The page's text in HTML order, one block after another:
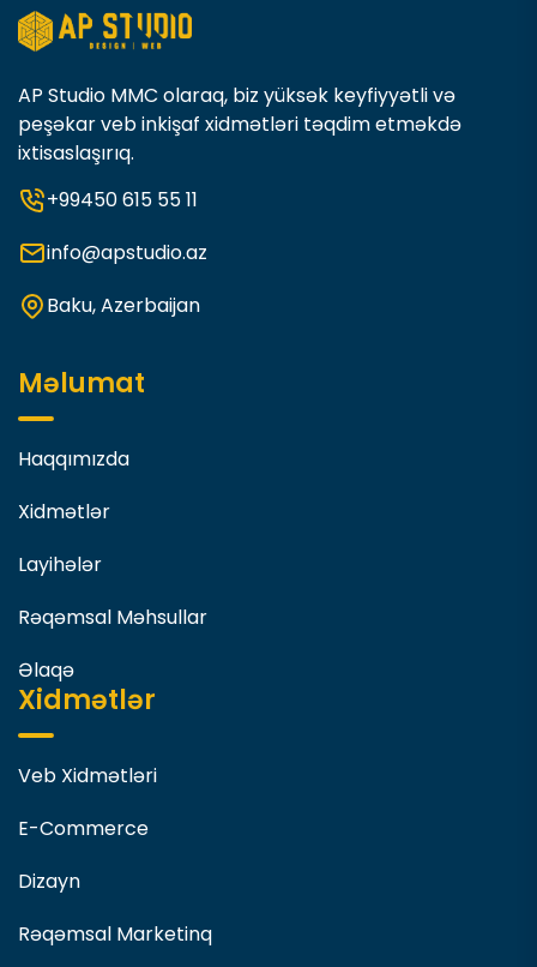
AP Studio MMC olaraq, biz yüksək keyfiyyətli və
peşəkar veb inkişaf xidmətləri təqdim etməkdə
ixtisaslaşırıq.
+99450 615 55 11
info@apstudio.az
Baku, Azerbaijan
Məlumat
Haqqımızda
Xidmətlər
Layihələr
Rəqəmsal Məhsullar
Əlaqə
Xidmətlər
Veb Xidmətləri
E-Commerce
Dizayn
Rəqəmsal Marketinq